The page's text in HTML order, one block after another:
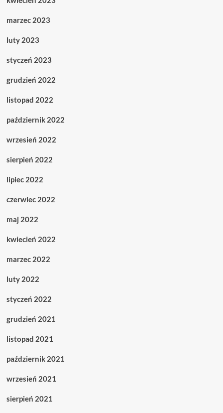
marzec 2023
luty 2023
styczeń 2023
grudzień 2022
listopad 2022
październik 2022
wrzesień 2022
sierpień 2022
lipiec 2022
czerwiec 2022
maj 2022
kwiecień 2022
marzec 2022
luty 2022
styczeń 2022
grudzień 2021
listopad 2021
październik 2021
wrzesień 2021
sierpień 2021